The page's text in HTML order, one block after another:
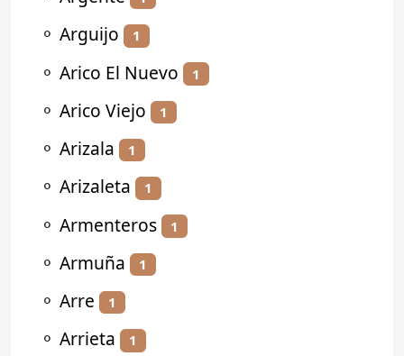
⚬ Arguijo 1
⚬ Arico El Nuevo 1
⚬ Arico Viejo 1
⚬ Arizala 1
⚬ Arizaleta 1
⚬ Armenteros 1
⚬ Armuña 1
⚬ Arre 1
⚬ Arrieta 1